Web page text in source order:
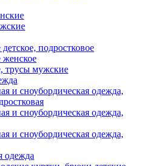
подростковое
женское
трусы мужские
и сноубордическая одежда,
и сноубордическая одежда,
и сноубордическая одежда,
одежда